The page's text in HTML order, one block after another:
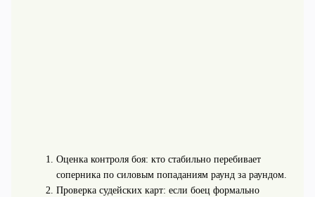
Оценка контроля боя: кто стабильно перебивает
соперника по силовым попаданиям раунд за раундом.
Проверка судейских карт: если боец формально